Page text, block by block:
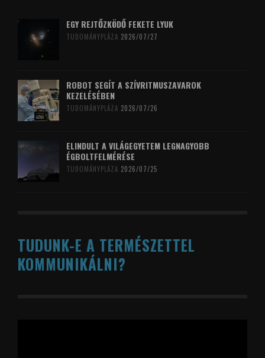
EGY REJTŐZKÖDŐ FEKETE LYUK
TUDOMÁNYPLÁZA 2026/07/27
ROBOT SEGÍT A SZÍVRITMUSZAVAROK
KEZELÉSÉBEN
TUDOMÁNYPLÁZA 2026/07/26
ELINDULT A VILÁGEGYETEM LEGNAGYOBB
ÉGBOLTFELMÉRÉSE
TUDOMÁNYPLÁZA 2026/07/25
TUDUNK-E A TERMÉSZETTEL
KOMMUNIKÁLNI?